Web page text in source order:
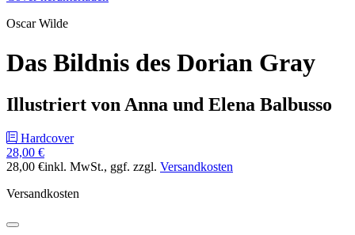
Oscar Wilde
Das Bildnis des Dorian Gray
Illustriert von Anna und Elena Balbusso
Hardcover
28,00 €
28,00 €inkl. MwSt., ggf. zzgl. Versandkosten
Versandkosten